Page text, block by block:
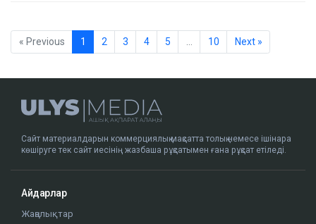
« Previous 1 2 3 4 5 … 10 Next »
Сайт материалдарын коммерциялық мақсатта толық немесе ішінара
көшіруге тек сайт иесінің жазбаша рұқсатымен ғана рұқсат етіледі.
Айдарлар
Жаңалықтар